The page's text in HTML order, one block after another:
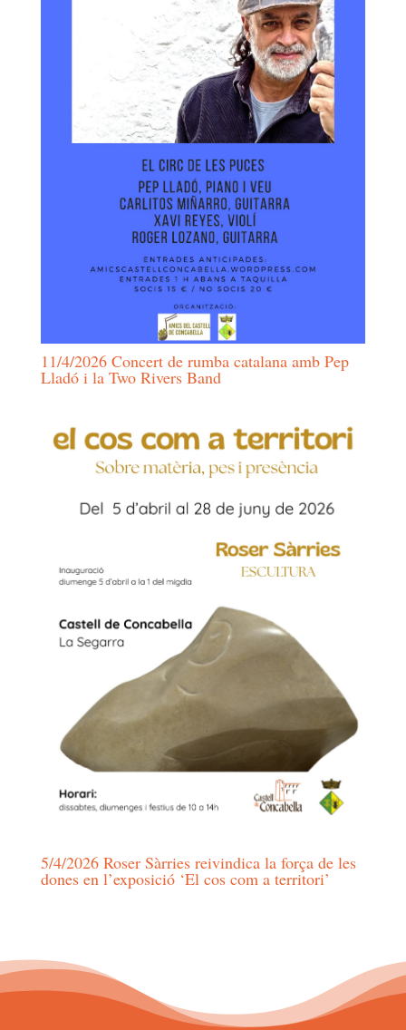
11/4/2026 Concert de rumba catalana amb Pep
Lladó i la Two Rivers Band
5/4/2026 Roser Sàrries reivindica la força de les
dones en l’exposició ‘El cos com a territori’